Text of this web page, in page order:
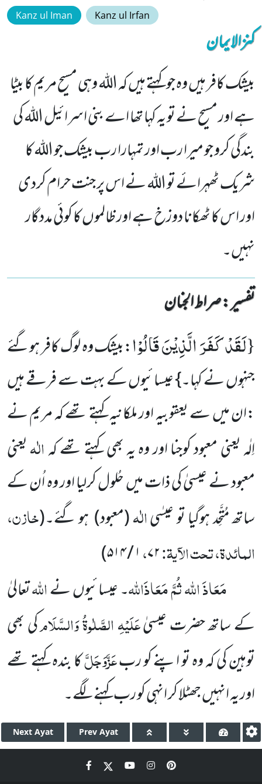
Kanz ul Iman Kanz ul Irfan
کنزالایمان
بیشک کافر ہیں وہ جو کہتے ہیں کہ اللہ وہی مسیح مریم کا بیٹا
ہے اور مسیح نے تو یہ کہا تھا اے بنی اسرائیل اللہ کی
بندگی کرو جو میرا رب اور تمہارا رب بیشک جو اللہ کا
شریک ٹھہرائے تو اللہ نے اس پر جنت حرام کردی
اور اس کا ٹھکانا دوزخ ہے اور ظالموں کا کوئی مددگار
نہیں۔
تفسیر : ‎صراط الجنان
{لَقَدْ كَفَرَ الَّذِیْنَ قَالُوْا:بیشک وہ لوگ کافر ہوگئے
جنہوں نے کہا۔} عیسائیوں کے بہت سے فرقے ہیں
:ان میں سے یعقوبیہ اور ملکانیہ کہتے تھے کہ مریم نے
اِلٰہ یعنی معبود کوجنا اور وہ یہ بھی کہتے تھے کہالٰہیعنی
معبود نے عیسیٰ کی ذات میں حُلول کرلیا اور وہ اُن کے
ساتھ مُتَّحِد ہوگیا تو عیسٰیالٰہ(معبود) ہو گئے۔(خازن،
المائدۃ، تحت الآیۃ:۷۲،۱ / ۵۱۴)
مَعَاذَ اللہ ثُمَّ مَعَاذَاللہ۔ عیسائیوں نےاللہتعالیٰ
کے ساتھ حضرت عیسیٰعَلَیْہِ الصَّلٰوۃُ وَالسَّلَامکی بھی
توہین کی کہ وہ تو اپنے کو ربعَزَّوَجَلَّکا بندہ کہتے تھے
اور یہ انہیں جھٹلا کر انہی کو رب کہنے لگے۔
Next Ayat Prev Ayat